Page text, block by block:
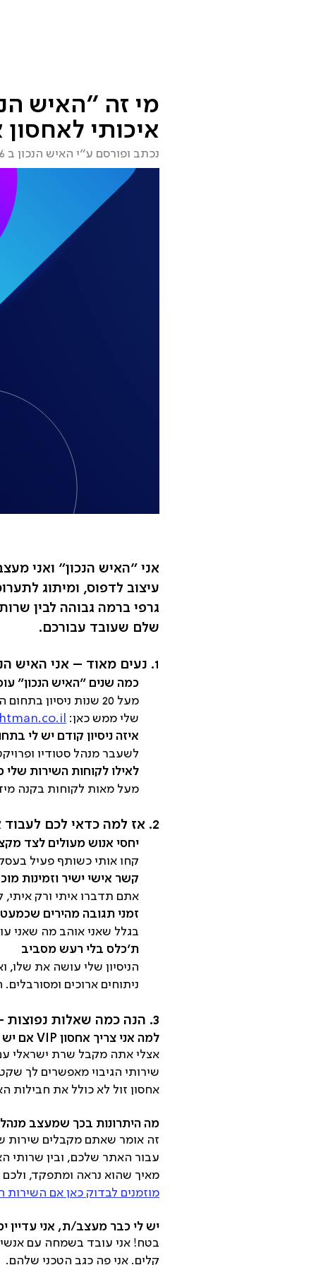
מי זה ״האיש
איכותי
נכתב ופורסם ע״י האיש הנכון ב 16.04.2026
אני ״האיש הנכון״ ואני
עיצוב לדפוס, ומיתוג
גרפי ברמה גבוהה לבין
שלם שעובד עבורכם.
1. נעים מאוד – אני האיש הנכון
כמה שנים ״האיש הנכון״
מעל 20 שנות ניסיון
שלי ממש כאן:
איזה ניסיון קודם יש לי
לשעבר מנהל סטודיו
לאילו לקוחות השירות שלי
מעל מאות לקוחות בקנה
2. אז למה כדאי לכם לעבוד איתי?
יחסי אנוש מעולים לצד
קחו אותי כשותף פעיל
קשר אישי ישיר וזמינות
אתם תדברו איתי ורק איתי,
זמני תגובה מהירים
בגלל שאני אוהב מה שאני
ת׳כלס בלי רעש מסביב
הניסיון שלי עושה את שלו,
ניתוחים ארוכים
3. הנה כמה שאלות נפוצות – ותשובות שפותרות ה…כל
למה אני צריך אחסון VIP אם יש אחסון ב-20 ש"ח בחודש?
אצלי אתה מקבל שרת ישראלי
שירותי הגיבוי מאפשרים לך
אחסון זול לא כולל את
מה היתרונות בכך שמעצב
זה אומר שאתם מקבלים שירות
עבור האתר שלכם, ובין שרותי
מאיך שהוא נראה ומתפקד,
מוזמנים לבדוק כאן אם
יש לי כבר מעצב/ת, אני עדיין
בטח! אני עובד בשמחה עם
קלים. אני פה כגב הטכני שלהם.